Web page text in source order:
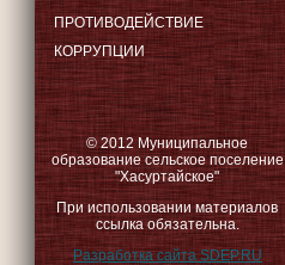
ПРОТИВОДЕЙСТВИЕ
КОРРУПЦИИ
© 2012 Муниципальное
образование сельское поселение
"Хасуртайское"
При использовании материалов
ссылка обязательна.
Разработка сайта SDEP.RU